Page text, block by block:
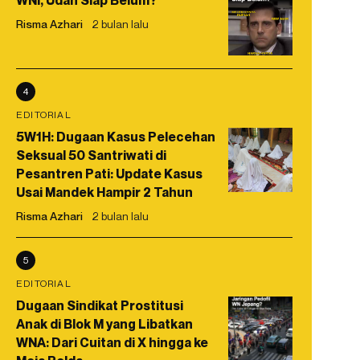
Risma Azhari 2 bulan lalu
4
EDITORIAL
5W1H: Dugaan Kasus Pelecehan
Seksual 50 Santriwati di
Pesantren Pati: Update Kasus
Usai Mandek Hampir 2 Tahun
Risma Azhari 2 bulan lalu
5
EDITORIAL
Dugaan Sindikat Prostitusi
Anak di Blok M yang Libatkan
WNA: Dari Cuitan di X hingga ke